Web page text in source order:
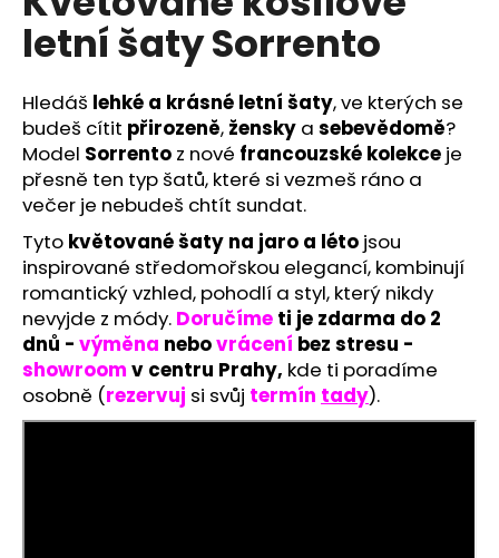
letní šaty Sorrento
Hledáš lehké a krásné letní šaty, ve kterých se
budeš cítit přirozeně, žensky a sebevědomě?
Model Sorrento z nové francouzské kolekce je
přesně ten typ šatů, které si vezmeš ráno a
večer je nebudeš chtít sundat.
Tyto květované šaty na jaro a léto jsou
inspirované středomořskou elegancí, kombinují
romantický vzhled, pohodlí a styl, který nikdy
nevyjde z módy. Doručíme ti je zdarma do 2
dnů - výměna nebovrácení bez stresu -
showroom v centru Prahy, kde ti poradíme
osobně (rezervuj si svůj termín tady).
u
j
m
e
ŽLUTÉ
MIDI
ADRIANA
S
PÁSKEM
NA
SVATBY,
PROMOCE
I
OSLAVY
1
790